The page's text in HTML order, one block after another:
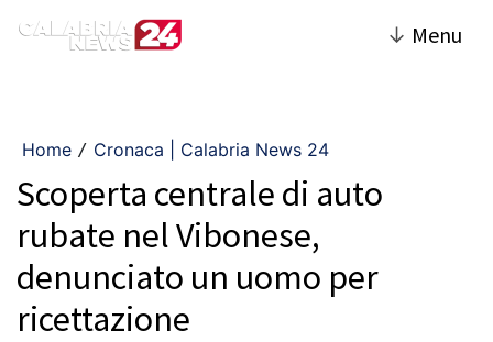
↓ Menu
Home / Cronaca | Calabria News 24
Scoperta centrale di auto
rubate nel Vibonese,
denunciato un uomo per
ricettazione